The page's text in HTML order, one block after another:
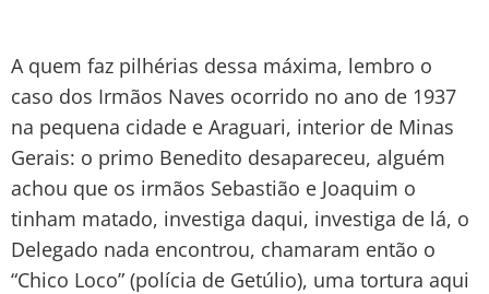
A quem faz pilhérias dessa máxima, lembro o
caso dos Irmãos Naves ocorrido no ano de 1937
na pequena cidade e Araguari, interior de Minas
Gerais: o primo Benedito desapareceu, alguém
achou que os irmãos Sebastião e Joaquim o
tinham matado, investiga daqui, investiga de lá, o
Delegado nada encontrou, chamaram então o
“Chico Loco” (polícia de Getúlio), uma tortura aqui